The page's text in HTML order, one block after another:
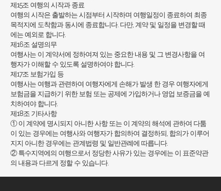
제15조 여행의 시작과 종료
여행의 시작은 출발하는 시점부터 시작하며 여행일정이 종료하여 최종
목적지에 도착함과 동시에 종료합니다. 다만, 계약 및 일정을 변경할 때
에는 예외로 합니다.
제16조 설명의무
여행사는 이 계약서에 정하여져 있는 중요한 내용 및 그 변경사항을 여
행자가 이해할 수 있도록 설명하여야 합니다.
제17조 보험가입 등
여행사는 여행과 관련하여 여행자에게 손해가 발생 한 경우 여행자에게
보험금을 지급하기 위한 보험 또는 공제에 가입하거나 영업 보증금을 예
치하여야 합니다.
제18조 기타사항
① 이 계약에 명시되지 아니한 사항 또는 이 계약의 해석에 관하여 다툼
이 있는 경우에는 여행사와 여행자가 합의하여 결정하되, 합의가 이루어
지지 아니한 경우에는 관계법령 및 일반관례에 따릅니다.
② 특수지역에의 여행으로서 정당한 사유가 있는 경우에는 이 표준약관
의 내용과 다르게 정할 수 있습니다.